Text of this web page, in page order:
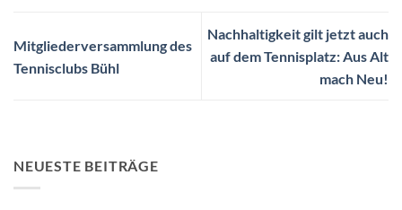
Mitgliederversammlung des
Tennisclubs Bühl
Nachhaltigkeit gilt jetzt auch
auf dem Tennisplatz: Aus Alt
mach Neu!
NEUESTE BEITRÄGE